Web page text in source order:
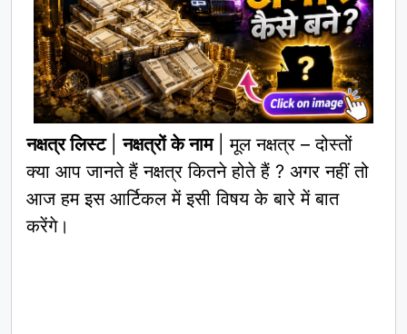
नक्षत्र लिस्ट|नक्षत्रों के नाम| मूल नक्षत्र – दोस्तों
क्या आप जानते हैं नक्षत्र कितने होते हैं ? अगर नहीं तो
आज हम इस आर्टिकल में इसी विषय के बारे में बात
करेंगे।